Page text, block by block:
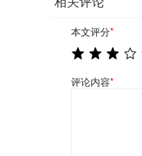
本文评分*
评论内容*